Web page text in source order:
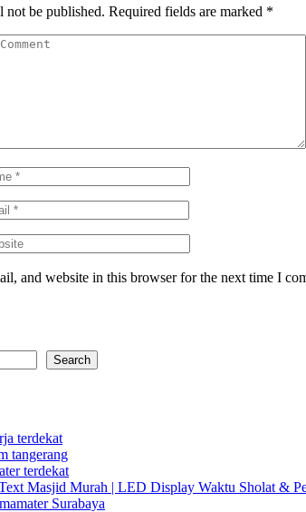
not be published. Required fields are marked *
and website in this browser for the next time I
Search
terdekat
tangerang
terdekat
Masjid Murah | LED Display Waktu Sholat &
Surabaya